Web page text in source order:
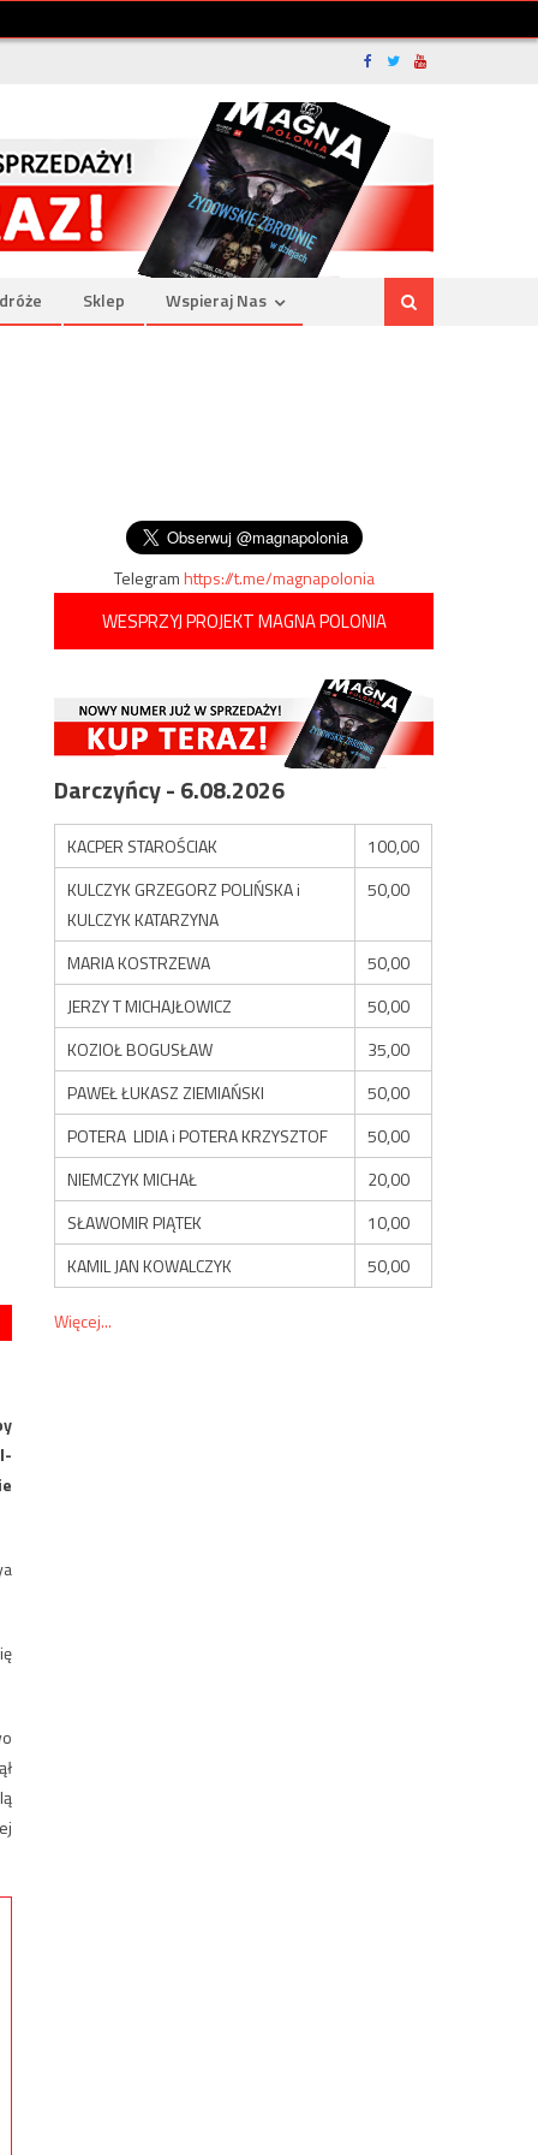
Sklep Wspieraj Nas
Telegramhttps://t.me/magnapolonia
WESPRZYJ PROJEKT MAGNA POLONIA
Darczyńcy - 6.08.2026
KACPER STAROŚCIAK
100,00
KULCZYK GRZEGORZ POLIŃSKA i
KULCZYK KATARZYNA
50,00
MARIA KOSTRZEWA
50,00
JERZY T MICHAJŁOWICZ
50,00
KOZIOŁ BOGUSŁAW
35,00
PAWEŁ ŁUKASZ ZIEMIAŃSKI
50,00
POTERA LIDIA i POTERA KRZYSZTOF
50,00
NIEMCZYK MICHAŁ
20,00
SŁAWOMIR PIĄTEK
10,00
KAMIL JAN KOWALCZYK
50,00
Więcej...